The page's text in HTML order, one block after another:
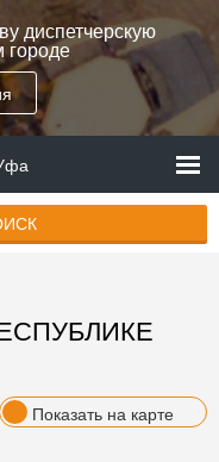
диспетчерскую
Показать на карте